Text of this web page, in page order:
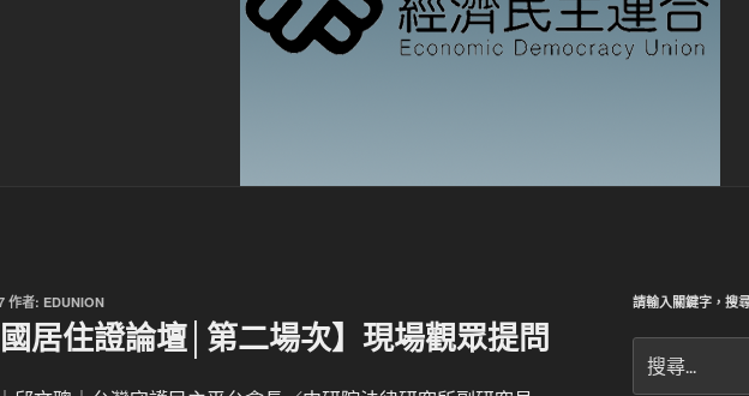
作者: EDUNION
國居住證論壇│第二場次】現場觀眾提問
請輸入關鍵字，搜
尋